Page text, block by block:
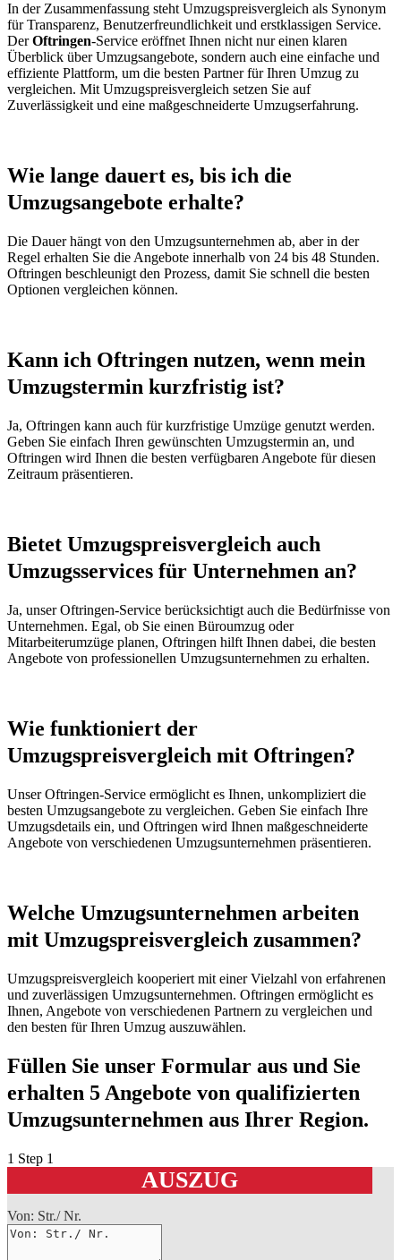
In der Zusammenfassung steht Umzugspreisvergleich als Synonym
für Transparenz, Benutzerfreundlichkeit und erstklassigen Service.
DerOftringen-Service eröffnet Ihnen nicht nur einen klaren
Überblick über Umzugsangebote, sondern auch eine einfache und
effiziente Plattform, um die besten Partner für Ihren Umzug zu
vergleichen. Mit Umzugspreisvergleich setzen Sie auf
Zuverlässigkeit und eine maßgeschneiderte Umzugserfahrung.
Wie lange dauert es, bis ich die
Umzugsangebote erhalte?
Die Dauer hängt von den Umzugsunternehmen ab, aber in der
Regel erhalten Sie die Angebote innerhalb von 24 bis 48 Stunden.
Oftringen beschleunigt den Prozess, damit Sie schnell die besten
Optionen vergleichen können.
Kann ich Oftringen nutzen, wenn mein
Umzugstermin kurzfristig ist?
Ja, Oftringen kann auch für kurzfristige Umzüge genutzt werden.
Geben Sie einfach Ihren gewünschten Umzugstermin an, und
Oftringen wird Ihnen die besten verfügbaren Angebote für diesen
Zeitraum präsentieren.
Bietet Umzugspreisvergleich auch
Umzugsservices für Unternehmen an?
Ja, unser Oftringen-Service berücksichtigt auch die Bedürfnisse von
Unternehmen. Egal, ob Sie einen Büroumzug oder
Mitarbeiterumzüge planen, Oftringen hilft Ihnen dabei, die besten
Angebote von professionellen Umzugsunternehmen zu erhalten.
Wie funktioniert der
Umzugspreisvergleich mit Oftringen?
Unser Oftringen-Service ermöglicht es Ihnen, unkompliziert die
besten Umzugsangebote zu vergleichen. Geben Sie einfach Ihre
Umzugsdetails ein, und Oftringen wird Ihnen maßgeschneiderte
Angebote von verschiedenen Umzugsunternehmen präsentieren.
Welche Umzugsunternehmen arbeiten
mit Umzugspreisvergleich zusammen?
Umzugspreisvergleich kooperiert mit einer Vielzahl von erfahrenen
und zuverlässigen Umzugsunternehmen. Oftringen ermöglicht es
Ihnen, Angebote von verschiedenen Partnern zu vergleichen und
den besten für Ihren Umzug auszuwählen.
Füllen Sie unser Formular aus und Sie
erhalten 5 Angebote von qualifizierten
Umzugsunternehmen aus Ihrer Region.
1 Step 1
AUSZUG
Von: Str./ Nr.